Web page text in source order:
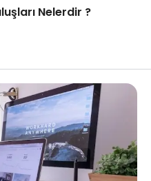
Nelerdir ?